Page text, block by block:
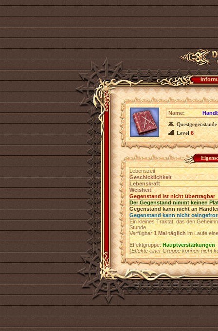
Name:
Questgegenstände
Level6
Lebenszeit
Geschicklichkeit
Lebenskraft
Weisheit
Gegenstand ist nicht übertragbar
Der Gegenstand nimmt keinen
Gegenstand kann nicht an
Gegenstand kann nicht
Ein kleines Traktat, das den
Stunde.
Verfügbar1 Mal täglichim Laufe
Effektgruppe:Hauptverstärkungen
(Effekte einer Gruppe können nicht